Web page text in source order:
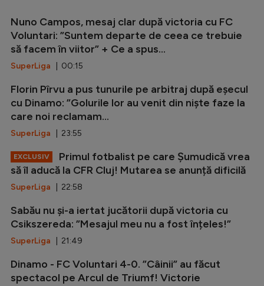
Nuno Campos, mesaj clar după victoria cu FC
Voluntari: ”Suntem departe de ceea ce trebuie
să facem în viitor” + Ce a spus...
SuperLiga | 00:15
Florin Pîrvu a pus tunurile pe arbitraj după eșecul
cu Dinamo: ”Golurile lor au venit din niște faze la
care noi reclamam...
SuperLiga | 23:55
EXCLUSIV
Primul fotbalist pe care Șumudică vrea
să îl aducă la CFR Cluj! Mutarea se anunță dificilă
SuperLiga | 22:58
Sabău nu și-a iertat jucătorii după victoria cu
Csikszereda: ”Mesajul meu nu a fost înțeles!”
SuperLiga | 21:49
Dinamo - FC Voluntari 4-0. ”Câinii” au făcut
spectacol pe Arcul de Triumf! Victorie